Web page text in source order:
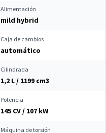
Alimentación
mild hybrid
Caja de cambios
automático
Cilindrada
1,2 L / 1199 cm3
Potencia
145 CV / 107 kW
Máquina de torsión